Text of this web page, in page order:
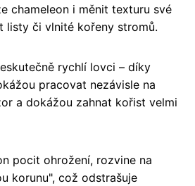
chameleon i měnit texturu své
listy či vlnité kořeny stromů.
rychlí lovci – díky
pracovat nezávisle na
a dokážou zahnat kořist velmi
pocit ohrožení, rozvine na
korunu", což odstrašuje